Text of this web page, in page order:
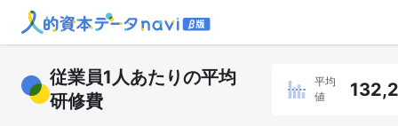
従業員1人あたりの平均
研修費
平均
値